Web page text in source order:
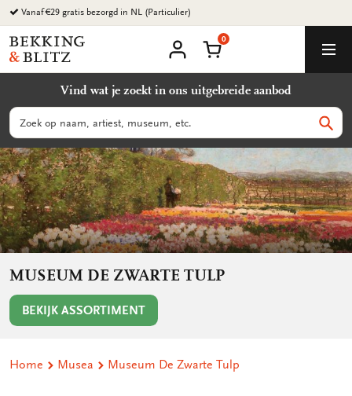
Ga
naar
content
Vanaf €29 gratis bezorgd in NL (Particulier)
Bekking
&
B.V.
account
Winkelmand
0
Vind wat je zoekt in ons uitgebreide aanbod
Zoeken
MUSEUM DE ZWARTE TULP
BEKIJK ASSORTIMENT
Home Musea Museum De Zwarte Tulp